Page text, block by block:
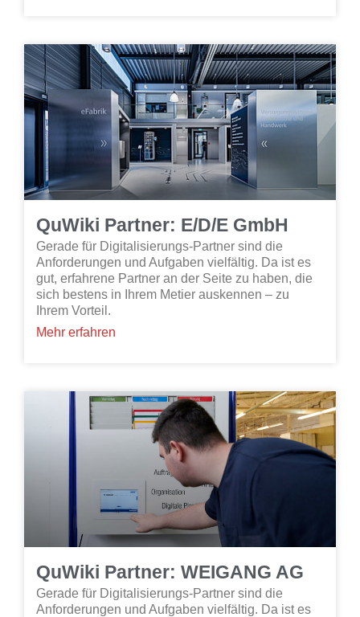
QuWiki Partner: E/D/E GmbH
Gerade für Digitalisierungs-Partner sind die
Anforderungen und Aufgaben vielfältig. Da ist es
gut, erfahrene Partner an der Seite zu haben, die
sich bestens in Ihrem Metier auskennen – zu
Ihrem Vorteil.
Mehr erfahren
QuWiki Partner: WEIGANG AG
Gerade für Digitalisierungs-Partner sind die
Anforderungen und Aufgaben vielfältig. Da ist es